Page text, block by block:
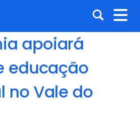
Abrir
a
apoiará
educação
no Vale do